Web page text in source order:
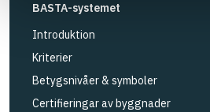
BASTA-systemet
Introduktion
Kriterier
Betygsnivåer & symboler
Certifieringar av byggnader